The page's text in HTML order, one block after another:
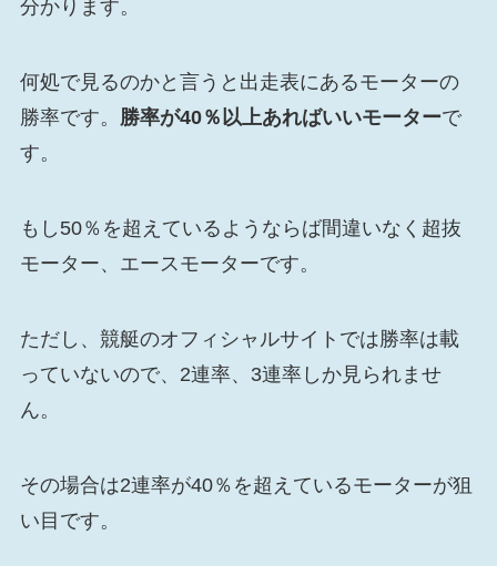
分かります。
何処で見るのかと言うと出走表にあるモーターの
勝率です。 勝率が40％以上あればいいモーターで
す。
もし50％を超えているようならば間違いなく超抜
モーター、エースモーターです。
ただし、競艇のオフィシャルサイトでは勝率は載
っていないので、2連率、3連率しか見られませ
ん。
その場合は2連率が40％を超えているモーターが狙
い目です。